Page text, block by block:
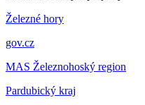
Železné hory
gov.cz
MAS Železnohoský region
Pardubický kraj